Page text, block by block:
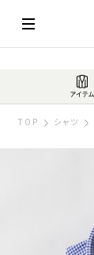
TOP シャツ